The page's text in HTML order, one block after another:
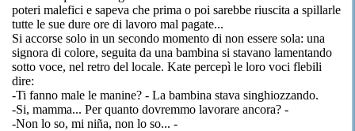
poteri malefici e sapeva che prima o poi sarebbe riuscita a spillarle
tutte le sue dure ore di lavoro mal pagate...
Si accorse solo in un secondo momento di non essere sola: una
signora di colore, seguita da una bambina si stavano lamentando
sotto voce, nel retro del locale. Kate percepì le loro voci flebili
dire:
-Ti fanno male le manine? - La bambina stava singhiozzando.
-Si, mamma... Per quanto dovremmo lavorare ancora? -
-Non lo so, mi niña, non lo so... -